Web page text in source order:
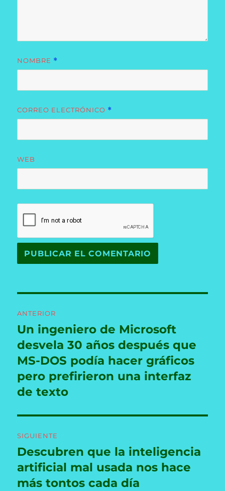
NOMBRE *
CORREO ELECTRÓNICO *
WEB
de
entradas
ANTERIOR
Entrada
anterior:
Un ingeniero de Microsoft
desvela 30 años después que
MS-DOS podía hacer gráficos
pero prefirieron una interfaz
de texto
SIGUIENTE
Entrada
siguiente:
Descubren que la inteligencia
artificial mal usada nos hace
más tontos cada día